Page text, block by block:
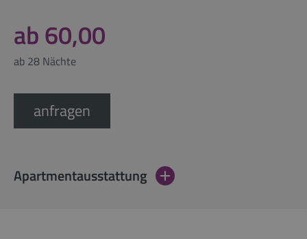
ab 60,00
ab 28 Nächte
anfragen
Apartmentausstattung